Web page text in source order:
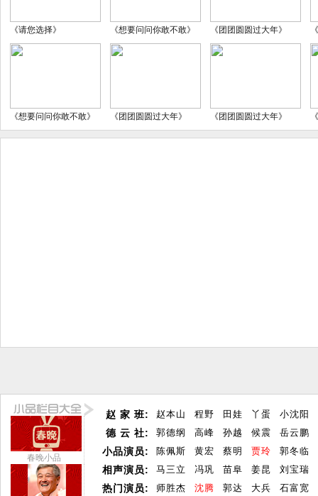
《请您选择》 《想要问问你敢不敢》 《团团圆圆过大年》
《想要问问你敢不敢》 《团团圆圆过大年》 《团团圆圆过大年》
春晚小品
赵 家 班:
德 云 社:
小品演员:
相声演员:
热门演员:
赵本山 程野 田娃 丫蛋
小沈阳
郭德纲
高峰 孙越 候震
岳云鹏
陈佩斯
黄宏 蔡明 贾玲
郭冬临
马三立
冯巩 苗阜 姜昆
刘宝瑞
师胜杰
沈腾 郭达 大兵 石富宽